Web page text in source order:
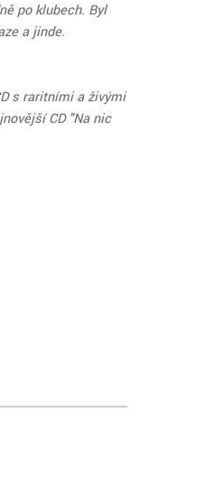
po klubech. Byl
a jinde.
s raritními a živými
CD "Na nic